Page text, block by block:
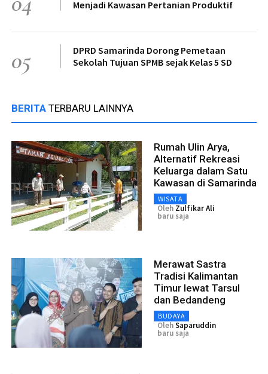
Menjadi Kawasan Pertanian Produktif
05
DPRD Samarinda Dorong Pemetaan
Sekolah Tujuan SPMB sejak Kelas 5 SD
BERITA TERBARU LAINNYA
Rumah Ulin Arya,
Alternatif Rekreasi
Keluarga dalam Satu
Kawasan di Samarinda
WISATA
Oleh Zulfikar Ali
baru saja
Merawat Sastra
Tradisi Kalimantan
Timur lewat Tarsul
dan Bedandeng
BUDAYA
OlehSaparuddin
baru saja